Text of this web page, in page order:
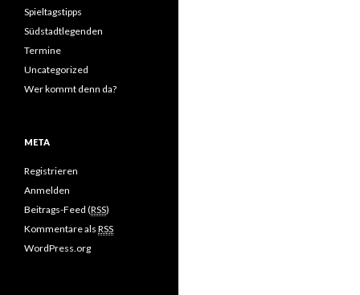
Spieltagstipps
Südstadtlegenden
Termine
Uncategorized
Wer kommt denn da?
META
Registrieren
Anmelden
Beitrags-Feed (RSS)
Kommentare als RSS
WordPress.org